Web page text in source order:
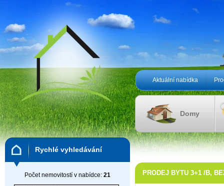
Aktuální nabídka
Domy
Rychlé vyhledávání
Počet nemovitostí v nabídce: 21 PRODEJ BYTU 3+1 /B,